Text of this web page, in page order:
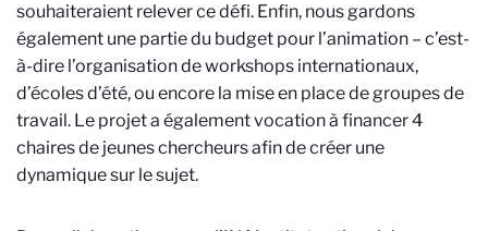
souhaiteraient relever ce défi. Enfin, nous gardons
également une partie du budget pour l’animation – c’est-
à-dire l’organisation deworkshops internationaux,
d’écoles d’été, ou encore la mise en place de groupes de
travail. Le projet a également vocation à financer 4
chaires de jeunes chercheurs afin de créer une
dynamique sur le sujet.